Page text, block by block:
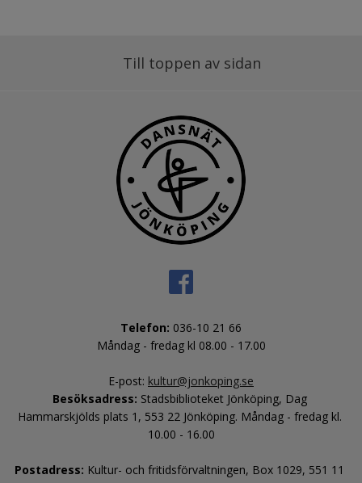
Till toppen av sidan
Telefon: 036-10 21 66
Måndag - fredag kl 08.00 - 17.00
E-post: kultur@jonkoping.se
Besöksadress: Stadsbiblioteket Jönköping, Dag
Hammarskjölds plats 1, 553 22 Jönköping. Måndag - fredag kl.
10.00 - 16.00
Postadress: Kultur- och fritids­förvaltningen, Box 1029, 551 11